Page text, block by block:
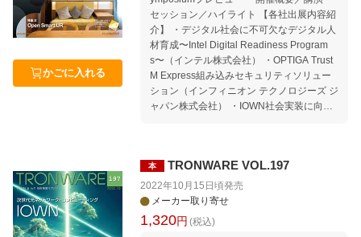
・インテル テクノロジセッション「AIの社
会実装を促すインテルの取り組みのご紹介
〜最新CPU／GPUによるサステナブル・コ
ンピューティングの夜明け〜」 ・IOWNテ
クニカルセッション「IOWNで実現するサ
ステナブルな社会」 ・DX時代へ向けたINI
ADのリスキリング・プログラム ・新たな
フォームの社会実装ー ・IEEE CTSoc Tech
イネーブルウェアシンポジウム TEPS 35th
ロボット技術×次世代光ネットワークで障
碍者を支援する ロボットと人間が共生する
かごに入れる
セッション／ハイライト 【各社出展内容紹
介】 ・デジタル社会に不可欠なデジタル人
材育成〜Intel Digital Readiness Program
s〜（インテル株式会社） ・OPTIGA Trust
M Express組み込みセキュリティソリュー
ション（インフィニオン テクノロジーズ ジ
ャパン株式会社） ・IOWN社会実装に向け
向けたT-Kernelソリューション（パーソナ
ルメディア株式会社） ・ニューノーマル時
代のデジタルトランスフォーメーション
（株式会社パスコ） ・産業分野・社会イン
フラ向けIoTエッジノードデモシステムの開
本 TRONWARE VOL.197
2022年10月15日頃発売
メーカー取り寄せ
1,320円 (税込)